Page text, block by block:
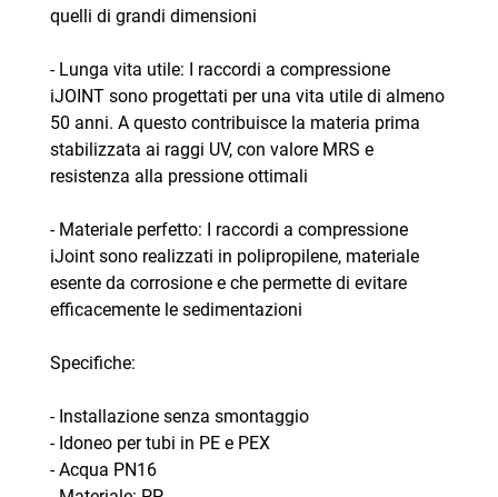
quelli di grandi dimensioni
- Lunga vita utile: I raccordi a compressione
iJOINT sono progettati per una vita utile di almeno
50 anni. A questo contribuisce la materia prima
stabilizzata ai raggi UV, con valore MRS e
resistenza alla pressione ottimali
- Materiale perfetto: I raccordi a compressione
iJoint sono realizzati in polipropilene, materiale
esente da corrosione e che permette di evitare
efficacemente le sedimentazioni
Specifiche:
- Installazione senza smontaggio
- Idoneo per tubi in PE e PEX
- Acqua PN16